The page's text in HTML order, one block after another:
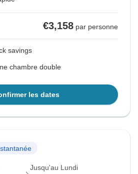
€3,158 par personne
savings
chambre double
les dates
Jusqu'au Lundi